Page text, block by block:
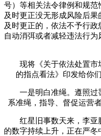
号）等相关法令律例和规
及时更正没无形成风险后
及时更正的，依法不予行
自动消弭或者减轻违法行
现将《关于依法处置市
的指点看法》印发给你
一是明白准绳。遵照过
系准绳，指导、督促运营
红星旧事数天来，李亚
的数字持续上升，正在严